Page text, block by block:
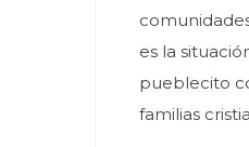
es la
pueblecito
familias